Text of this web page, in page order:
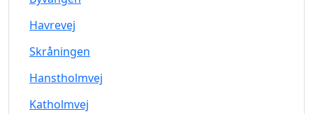
Havrevej
Skråningen
Hanstholmvej
Katholmvej